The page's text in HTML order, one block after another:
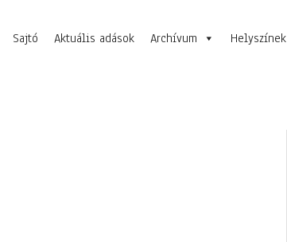
Sajtó Aktuális adások Archívum Helyszínek